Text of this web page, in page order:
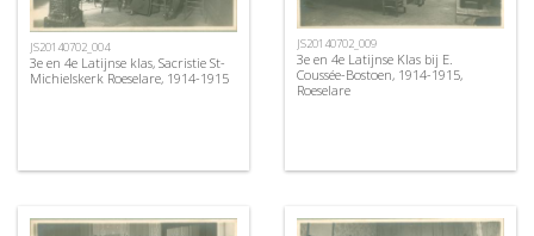
JS20140702_004
3e en 4e Latijnse klas, Sacristie St-
Michielskerk Roeselare, 1914-1915
JS20140702_009
3e en 4e Latijnse Klas bij E.
Coussée-Bostoen, 1914-1915,
Roeselare